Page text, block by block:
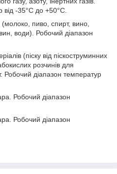
від -35°С до +50°С.
пиво, спирт, вино,
води). Робочий діапазон
(піску від піскоструминних
розчинів для
Робочий діапазон температур
Робочий діапазон
Робочий діапазон